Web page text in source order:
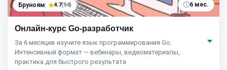
Бруноям 4.7(94) 6 мес.
Онлайн-курс Go-разработчик
За 6 месяцев изучите язык программирования Go.
Интенсивный формат — вебинары, видеоматериалы,
практика для быстрого результата